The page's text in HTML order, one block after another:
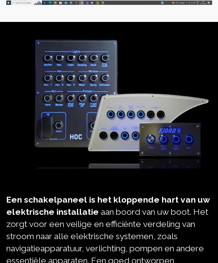
Een schakelpaneel is het kloppende hart van uw
elektrische installatie aan boord van uw boot. Het
zorgt voor een veilige en efficiënte verdeling van
stroom naar alle elektrische systemen, zoals
navigatieapparatuur, verlichting, pompen en andere
essentiële apparaten. Een goed ontworpen